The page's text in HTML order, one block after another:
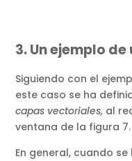
3. Un ejemplo de
Siguiendo con el
este caso se ha
capas vectoriales, al
ventana de la figura 7.
En general, cuando